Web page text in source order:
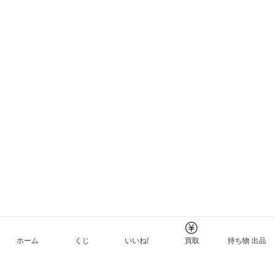
ホーム くじ いいね! 買取 持ち物 出品